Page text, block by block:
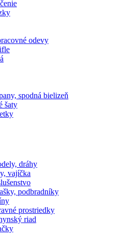
odevy
spodná bielizeň
šaty
dráhy
vajíčka
podbradníky
prostriedky
riad